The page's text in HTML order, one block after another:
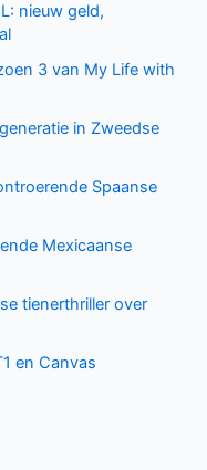
nieuw geld,
3 van My Life with
in Zweedse
Spaanse
Mexicaanse
tienerthriller over
en Canvas